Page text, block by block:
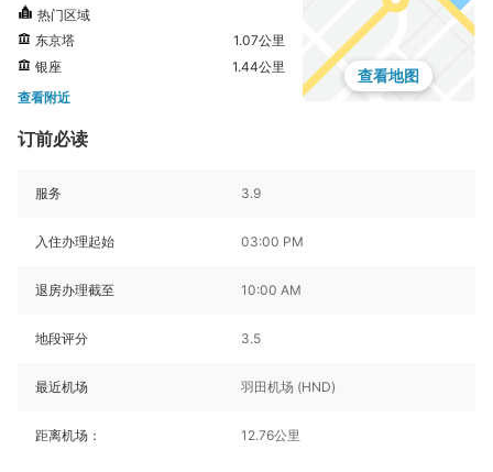
热门区域
东京塔
1.07公里
银座
1.44公里
查看附近
查看地图
订前必读
服务 3.9
入住办理起始 03:00 PM
退房办理截至 10:00 AM
地段评分 3.5
最近机场 羽田机场 (HND)
距离机场： 12.76公里